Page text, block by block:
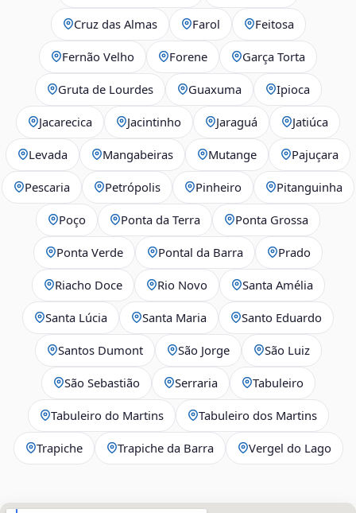
Cruz das Almas Farol Feitosa
Fernão Velho Forene Garça Torta
Gruta de Lourdes Guaxuma Ipioca
Jacarecica Jacintinho Jaraguá Jatiúca
Levada Mangabeiras Mutange Pajuçara
Pescaria Petrópolis Pinheiro Pitanguinha
Poço Ponta da Terra Ponta Grossa
Ponta Verde Pontal da Barra Prado
Riacho Doce Rio Novo Santa Amélia
Santa Lúcia Santa Maria Santo Eduardo
Santos Dumont São Jorge São Luiz
São Sebastião Serraria Tabuleiro
Tabuleiro do Martins Tabuleiro dos Martins
Trapiche Trapiche da Barra Vergel do Lago